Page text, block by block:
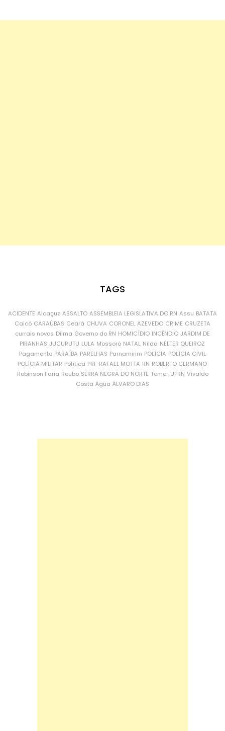
TAGS
ACIDENTE Alcaçuz ASSALTO ASSEMBLEIA LEGISLATIVA DO RN Assu BATATA
Caicó CARAÚBAS Ceará CHUVA CORONEL AZEVEDO CRIME CRUZETA
currais novos Dilma Governo do RN HOMICÍDIO INCÊNDIO JARDIM DE
PIRANHAS JUCURUTU LULA Mossoró NATAL Nilda NÉLTER QUEIROZ
Pagamento PARAÍBA PARELHAS Parnamirim POLÍCIA POLÍCIA CIVIL
POLÍCIA MILITAR Política PRF RAFAEL MOTTA RN ROBERTO GERMANO
Robinson Faria Roubo SERRA NEGRA DO NORTE Temer UFRN Vivaldo
Costa Água ÁLVARO DIAS